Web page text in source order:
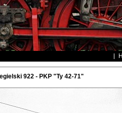
922 - PKP "Ty 42-71"